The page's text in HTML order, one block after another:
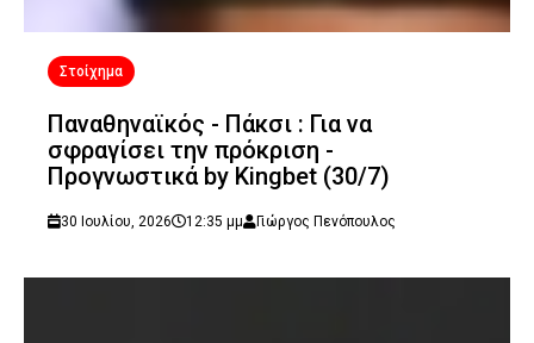
Στοίχημα
Παναθηναϊκός - Πάκσι : Για να
σφραγίσει την πρόκριση -
Προγνωστικά by Kingbet (30/7)
30 Ιουλίου, 2026 12:35 μμ Γιώργος Πενόπουλος